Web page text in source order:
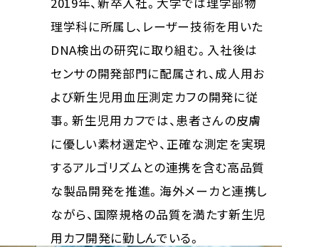
理学科に所属し、レーザー技術を用いた
DNA検出の研究に取り組む。入社後は
センサの開発部門に配属され、成人用お
よび新生児用血圧測定カフの開発に従
事。新生児用カフでは、患者さんの皮膚
に優しい素材選定や、正確な測定を実現
するアルゴリズムとの連携を含む高品質
な製品開発を推進。海外メーカと連携し
ながら、国際規格の品質を満たす新生児
用カフ開発に勤しんでいる。